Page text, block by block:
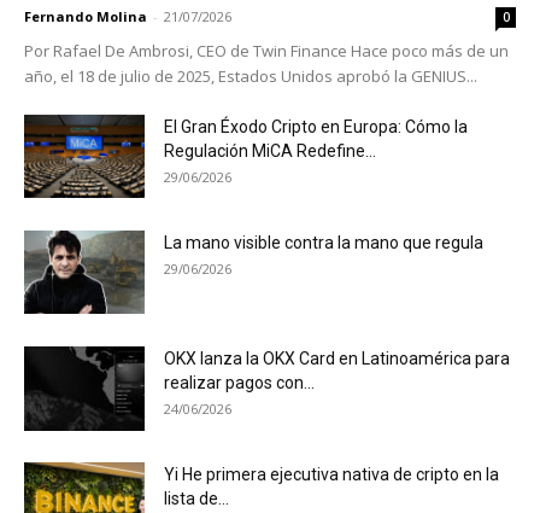
Fernando Molina - 21/07/2026 0
Por Rafael De Ambrosi, CEO de Twin Finance Hace poco más de un
año, el 18 de julio de 2025, Estados Unidos aprobó la GENIUS...
El Gran Éxodo Cripto en Europa: Cómo la
Regulación MiCA Redefine...
29/06/2026
La mano visible contra la mano que regula
29/06/2026
OKX lanza la OKX Card en Latinoamérica para
realizar pagos con...
24/06/2026
Yi He primera ejecutiva nativa de cripto en la
lista de...